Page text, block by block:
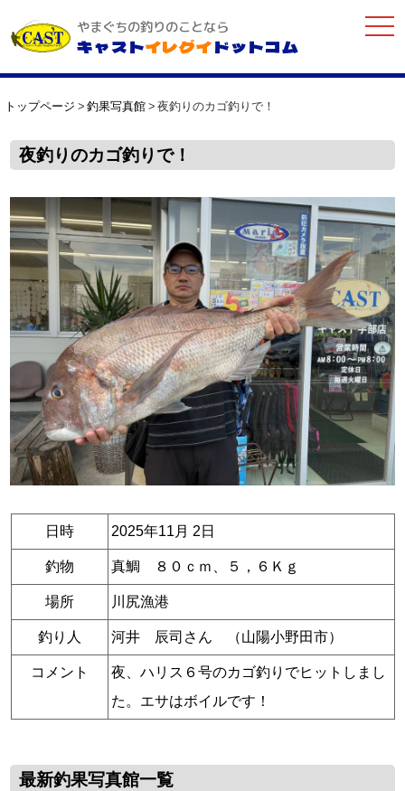
やまぐちの釣りのことなら
キャストイレグイドットコム
トップページ 釣果写真館 夜釣りのカゴ釣りで！
夜釣りのカゴ釣りで！
日時 2025年11月 2日
釣物 真鯛 ８０ｃｍ、５，６Ｋｇ
場所 川尻漁港
釣り人 河井 辰司さん （山陽小野田市）
コメント
夜、ハリス６号のカゴ釣りでヒットしまし
た。エサはボイルです！
最新釣果写真館一覧